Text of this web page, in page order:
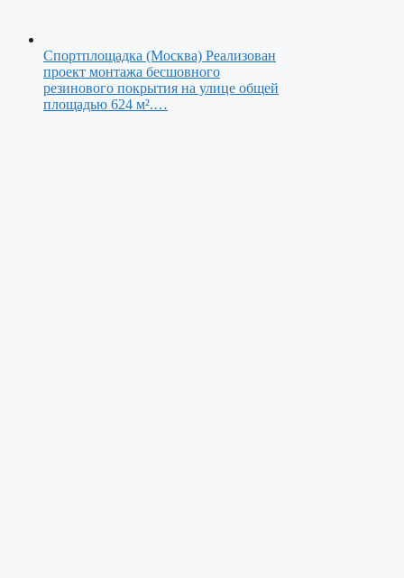
Спортплощадка (Москва) Реализован
проект монтажа бесшовного
резинового покрытия на улице общей
площадью 624 м².…